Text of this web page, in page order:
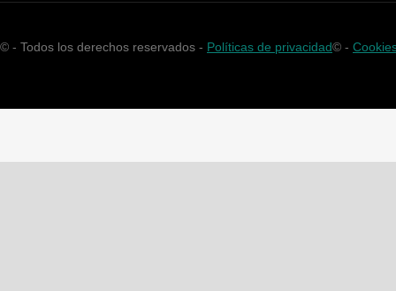
© - Todos los derechos reservados - Políticas de privacidad© -